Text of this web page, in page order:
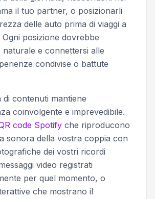
il tuo partner, o posizionarli
delle auto prima di viaggi a
posizione dovrebbe
naturale e connettersi alle
condivise o battute
di contenuti mantiene
coinvolgente e imprevedibile.
code Spotify che riproducono
sonora della vostra coppia con
dei vostri ricordi
video registrati
per quel momento, o
che mostrano il